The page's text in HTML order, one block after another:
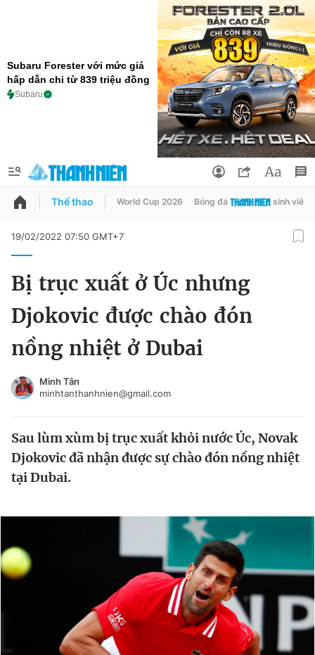
Subaru Forester với mức giá
hấp dẫn chỉ từ 839 triệu đồng
Subaru
QUẢNG CÁO ĐẶT BÁO
Chuyên mục
Chuyên mục khác
Chào ngày mới
Video Magazine
Bạn cần biết
Thông tin tòa soạn Liên hệ quảng cáo
Đổi mật khẩu
Tin đã lưu
Tin đã xem
Đăng xuất
Thể thao World Cup 2026 Bóng đá sinh viên
19/02/2022 07:50 GMT+7
Bị trục xuất ở Úc nhưng
Djokovic được chào đón
nồng nhiệt ở Dubai
Minh Tân
minhtanthanhnien@gmail.com
Sau lùm xùm bị trục xuất khỏi nước Úc, Novak
Djokovic đã nhận được sự chào đón nồng nhiệt
tại Dubai.